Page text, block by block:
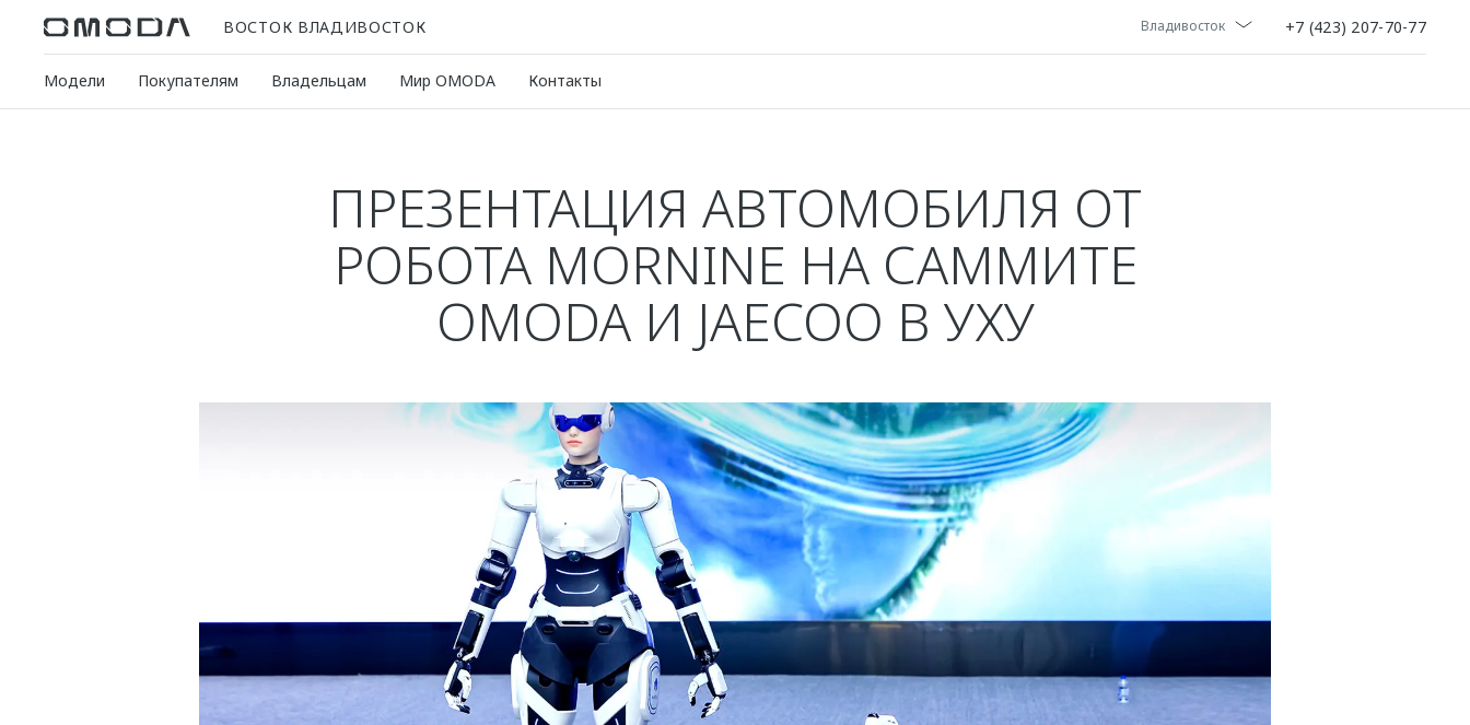
ВОСТОК ВЛАДИВОСТОК Владивосток +7 (423) 207-70-77
Модели Покупателям Владельцам Мир OMODA Контакты
ПРЕЗЕНТАЦИЯ АВТОМОБИЛЯ ОТ
РОБОТА MORNINE НА САММИТЕ
OMODA И JAECOO В УХУ